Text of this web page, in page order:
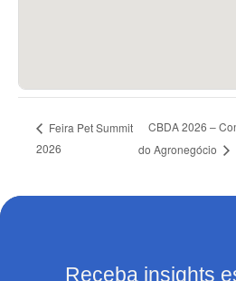
Feira Pet Summit
2026
CBDA 2026 –
do Agronegócio
Receba insights